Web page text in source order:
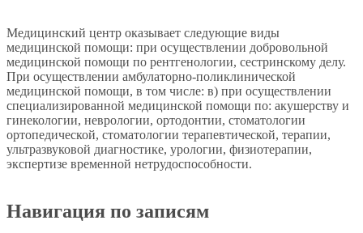
Медицинский центр оказывает следующие виды
медицинской помощи: при осуществлении добровольной
медицинской помощи по рентгенологии, сестринскому делу.
При осуществлении амбулаторно-поликлинической
медицинской помощи, в том числе: в) при осуществлении
специализированной медицинской помощи по: акушерству и
гинекологии, неврологии, ортодонтии, стоматологии
ортопедической, стоматологии терапевтической, терапии,
ультразвуковой диагностике, урологии, физиотерапии,
экспертизе временной нетрудоспособности.
Навигация по записям